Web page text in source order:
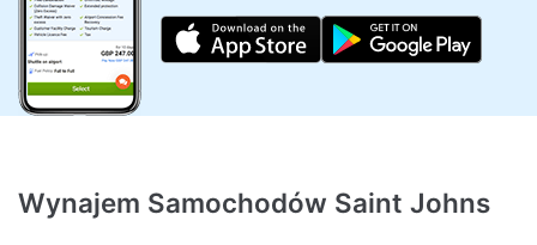
Wynajem Samochodów Saint Johns